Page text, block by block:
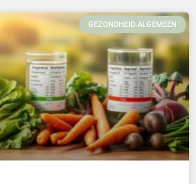
GEZONDHEID ALGEMEEN